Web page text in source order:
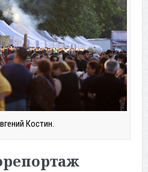
Костин.